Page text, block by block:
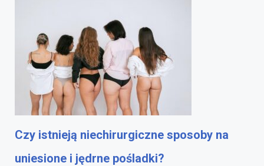
Czy istnieją niechirurgiczne sposoby na
uniesione i jędrne pośladki?